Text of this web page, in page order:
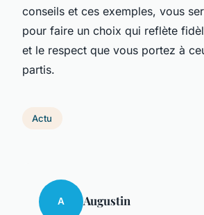
conseils et ces exemples, vous
pour faire un choix qui reflète
et le respect que vous portez à
partis.
Actu
A Augustin